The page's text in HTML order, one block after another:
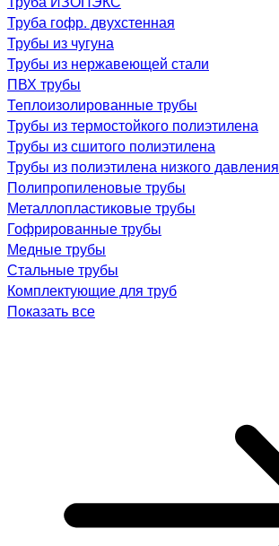
Труба гофр. двухстенная
Трубы из чугуна
Трубы из нержавеющей стали
ПВХ трубы
Теплоизолированные трубы
Трубы из термостойкого полиэтилена
Трубы из сшитого полиэтилена
Трубы из полиэтилена низкого давления
Полипропиленовые трубы
Металлопластиковые трубы
Гофрированные трубы
Медные трубы
Стальные трубы
Комплектующие для труб
Показать все